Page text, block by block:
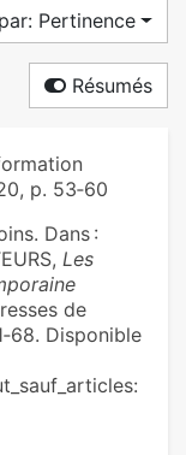
Pertinence
Résumés
p. 53‑60
Dans :
Les
de
Disponible